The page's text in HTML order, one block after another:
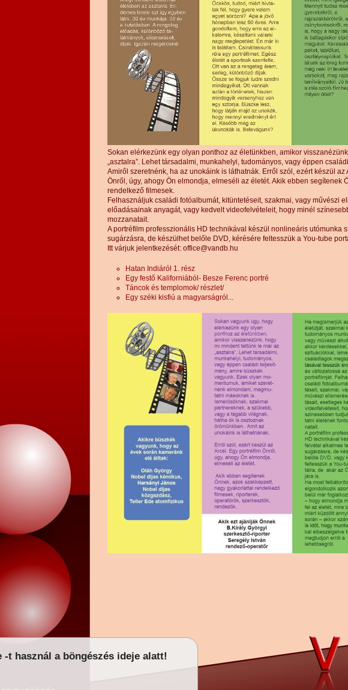
Sokan elérkezünk egy olyan ponthoz az életünkben, amikor
„asztalra”. Lehet társadalmi, munkahelyi, tudományos, vagy éppen
Amiről szeretnénk, ha az unokáink is láthatnák. Erről szól, ezért készül
Önről, úgy, ahogy Ön elmondja, elmeséli az életét. Akik ebben segítenek
rendelkező filmesek.
Felhasználjuk családi fotóalbumát, kitüntetéseit, szakmai, vagy művészi
előadásainak anyagát, vagy kedvelt videofelvételeit, hogy minél
mozzanatait.
A portréfilm professzionális HD technikával készül nonlineáris utómunka
sugárzásra, de készülhet belőle DVD, kérésére feltesszük a You-tube
Itt várjuk jelentkezését: office@vandb.hu
Hatan Indiáról 1. rész
Egy festő Kaliforniából- Besze Ferenc portré
Táncok és templomok/ részlet/
Egy széki kisfiú a magyarságról...
t használ a böngészés ideje alatt!